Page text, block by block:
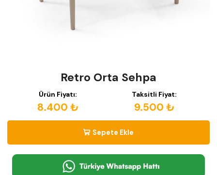
Retro Orta Sehpa
Ürün Fiyatı:
8.400 ₺
Taksitli Fiyat:
9.500 ₺
Sepete Ekle